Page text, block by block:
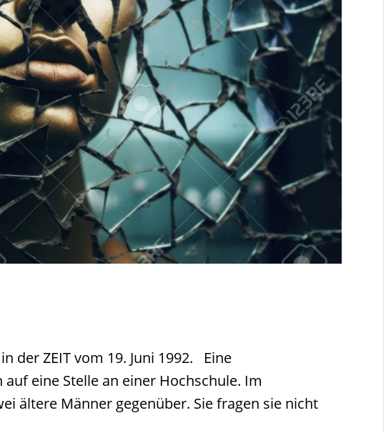
der ZEIT vom 19. Juni 1992. Eine
eine Stelle an einer Hochschule. Im
ältere Männer gegenüber. Sie fragen sie nicht